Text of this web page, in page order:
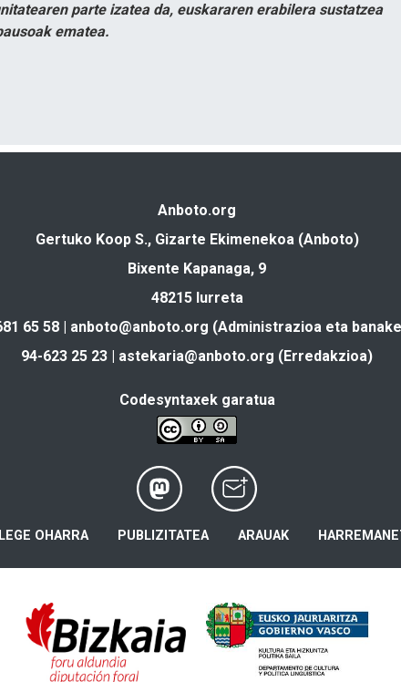
parte izatea da, euskararen erabilera sustatzea
ematea.
Anboto.org
Gertuko Koop S., Gizarte Ekimenekoa (Anboto)
Bixente Kapanaga, 9
48215 Iurreta
65 58 | anboto@anboto.org (Administrazioa eta
94-623 25 23 | astekaria@anboto.org (Erredakzioa)
Codesyntaxek garatua
LEGE OHARRA PUBLIZITATEA ARAUAK